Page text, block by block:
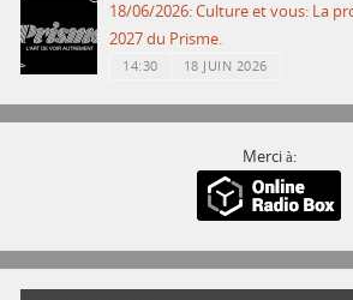
18/06/2026: Culture et vous: La
2027 du Prisme.
14:30 18 JUIN 2026
Merci à: